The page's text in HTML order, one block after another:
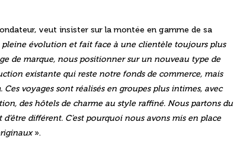
veut insister sur la montée en gamme de sa
pleine évolution et fait face à une clientèle toujours plus
de marque, nous positionner sur un nouveau type de
existante qui reste notre fonds de commerce, mais
voyages sont réalisés en groupes plus intimes, avec
des hôtels de charme au style raffiné. Nous partons du
différent. C’est pourquoi nous avons mis en place
».